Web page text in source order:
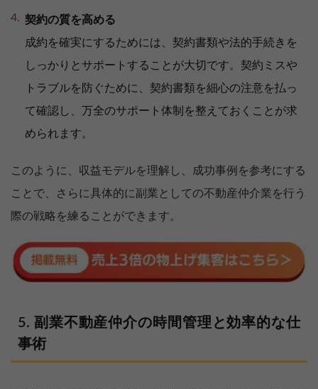
契約の質を高める
成約を確実にするためには、契約書類や法的手続きを
しっかりとサポートすることが大切です。契約ミスや
トラブルを防ぐために、契約書類を細心の注意を払っ
て確認し、万全のサポート体制を整えておくことが求
められます。
このように、収益モデルを理解し、成功事例を参考にする
ことで、さらに具体的に副業としての不動産仲介業を行う
際の戦略を練ることができます。
副業不動産仲介の時間管理と効率的な仕
事術